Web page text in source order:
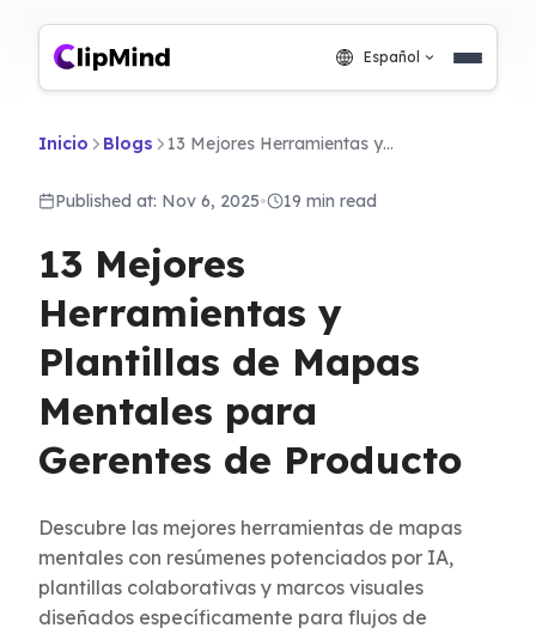
Español
Inicio Blogs 13 Mejores Herramientas y Plantillas de Mapas Mentales para Gerentes de Producto
Published at: Nov 6, 2025• 19 min read
13 Mejores
Herramientas y
Plantillas de Mapas
Mentales para
Gerentes de Producto
Descubre las mejores herramientas de mapas
mentales con resúmenes potenciados por IA,
plantillas colaborativas y marcos visuales
diseñados específicamente para flujos de